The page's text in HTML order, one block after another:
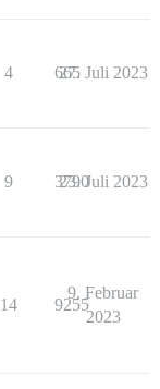
4 665
27. Juli 2023
9 3790
23. Juli 2023
14 9255
9. Februar
2023